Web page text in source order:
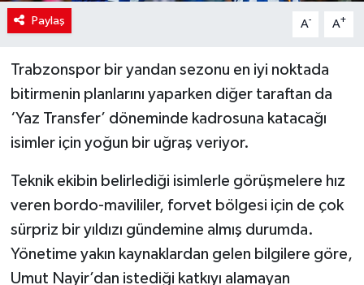
Paylaş A- A+
Trabzonspor bir yandan sezonu en iyi noktada
bitirmenin planlarını yaparken diğer taraftan da
‘Yaz Transfer’ döneminde kadrosuna katacağı
isimler için yoğun bir uğraş veriyor.
Teknik ekibin belirlediği isimlerle görüşmelere hız
veren bordo-mavililer, forvet bölgesi için de çok
sürpriz bir yıldızı gündemine almış durumda.
Yönetime yakın kaynaklardan gelen bilgilere göre,
Umut Nayir’dan istediği katkıyı alamayan